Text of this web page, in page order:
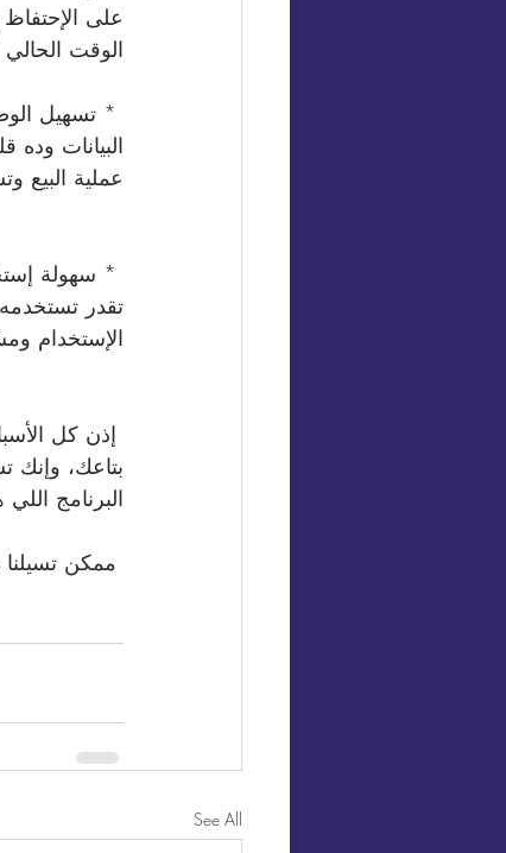
على
الوقت
* تسهيل
عملية البيع
* سهولة
الإستخدام
إذن كل
بتاعك، وإنك
البرنامج
See All